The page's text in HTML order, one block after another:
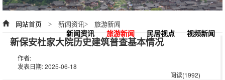
网站首页 > 新闻资讯> 旅游新闻
新闻资讯 旅游新闻 民居视点 视频新闻
​新保安杜家大院历史建筑普查基本情况
作者:
发表日期: 2025-06-18
阅读(1992)